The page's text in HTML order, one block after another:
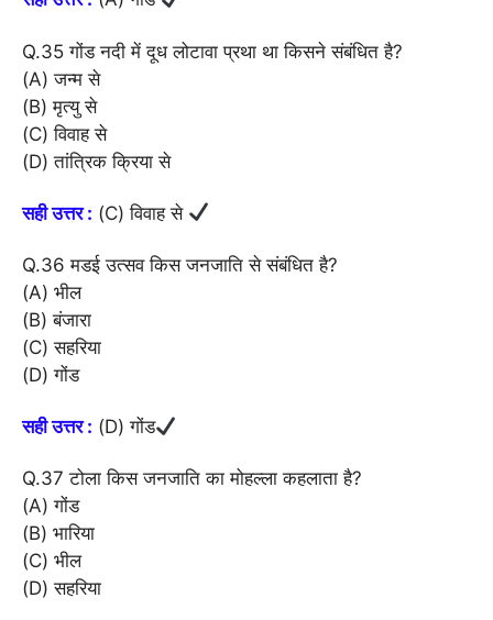
Q.35 गोंड नदी में दूध लोटावा प्रथा था किसने संबंधित है?
(A) जन्म से
(B) मृत्यु से
(C) विवाह से
(D) तांत्रिक क्रिया से
सही उत्तर : (C) विवाह से
Q.36 मडई उत्सव किस जनजाति से संबंधित है?
(A) भील
(B) बंजारा
(C) सहरिया
(D) गोंड
सही उत्तर : (D) गोंड
Q.37 टोला किस जनजाति का मोहल्ला कहलाता है?
(A) गोंड
(B) भारिया
(C) भील
(D) सहरिया